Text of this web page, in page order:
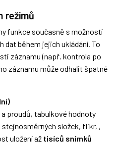
režimů
funkce současně s možností
dat během jejich ukládání. To
záznamu (např. kontrola po
záznamu může odhalit špatné
proudů, tabulkové hodnoty
složek, flikr, ,
uložení až tisíců snímků